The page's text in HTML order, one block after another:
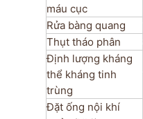
máu cục
Rửa bàng quang
Thụt tháo phân
Định lượng kháng
thể kháng tinh
trùng
Đặt ống nội khí